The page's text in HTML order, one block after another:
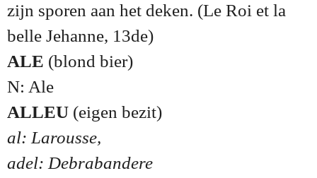
zijn sporen aan het deken. (Le Roi et la
belle Jehanne, 13de)
ALE (blond bier)
N: Ale
ALLEU (eigen bezit)
al: Larousse,
adel: Debrabandere